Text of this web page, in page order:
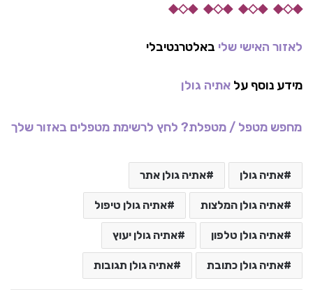
◆◇◆ ◆◇◆ ◆◇◆ ◆◇◆
לאזור האישי שלי באלטרנטיבלי
מידע נוסף על אתיה גולן
מחפש מטפל / מטפלת? לחץ לרשימת מטפלים באזור שלך
אתיה גולן אתיה גולן אתר
אתיה גולן המלצות אתיה גולן טיפול
אתיה גולן טלפון אתיה גולן יעוץ
אתיה גולן כתובת אתיה גולן תגובות